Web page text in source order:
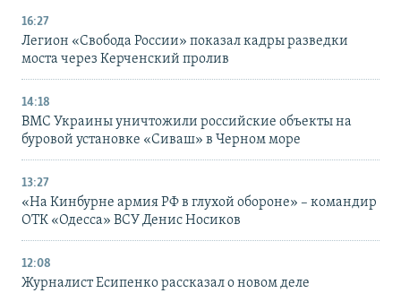
16:27
Легион «Свобода России» показал кадры разведки
моста через Керченский пролив
14:18
ВМС Украины уничтожили российские объекты на
буровой установке «Сиваш» в Черном море
13:27
«На Кинбурне армия РФ в глухой обороне» – командир
ОТК «Одесса» ВСУ Денис Носиков
12:08
Журналист Есипенко рассказал о новом деле